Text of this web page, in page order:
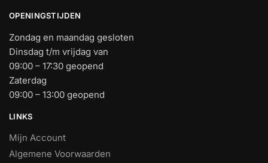
OPENINGSTIJDEN
Zondag en maandag gesloten
Dinsdag t/m vrijdag van
09:00 – 17:30 geopend
Zaterdag
09:00 – 13:00 geopend
LINKS
Mijn Account
Algemene Voorwaarden